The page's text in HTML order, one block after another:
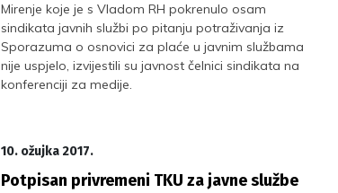
Mirenje koje je s Vladom RH pokrenulo osam
sindikata javnih službi po pitanju potraživanja iz
Sporazuma o osnovici za plaće u javnim službama
nije uspjelo, izvijestili su javnost čelnici sindikata na
konferenciji za medije.
10. ožujka 2017.
Potpisan privremeni TKU za javne službe